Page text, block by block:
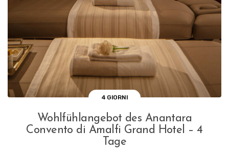
4 GIORNI
Wohlfühlangebot des Anantara
Convento di Amalfi Grand Hotel – 4
Tage